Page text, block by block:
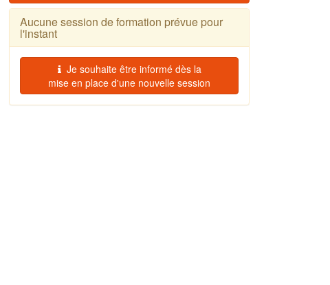
Aucune session de formation prévue pour
l'instant
Je souhaite être informé dès la
mise en place d'une nouvelle session